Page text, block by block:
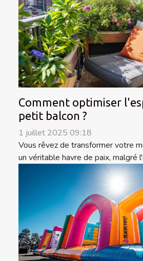
Comment optimiser
petit balcon ?
1 juillet 2025 09:18
Vous rêvez de transformer votre
un véritable havre de paix, malgré